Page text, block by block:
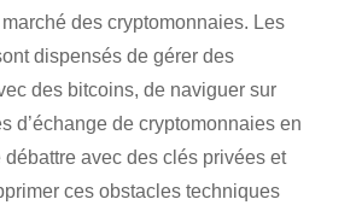
marché des cryptomonnaies. Les
dispensés de gérer des
des bitcoins, de naviguer sur
d’échange de cryptomonnaies en
débattre avec des clés privées et
ces obstacles techniques